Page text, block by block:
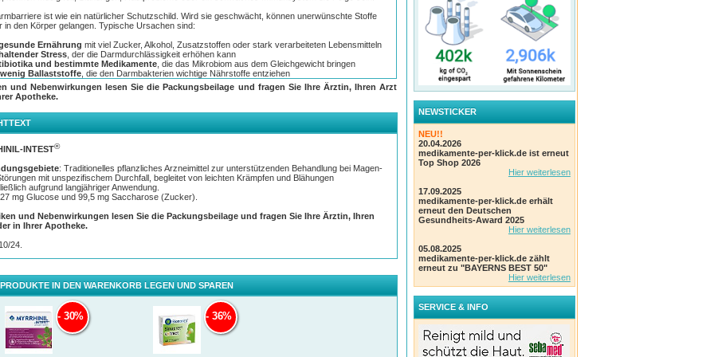
ist wie ein natürlicher Schutzschild. Wird sie geschwächt, können unerwünschte Stoffe
in den Körper gelangen. Typische Ursachen sind:
Ernährung mit viel Zucker, Alkohol, Zusatzstoffen oder stark verarbeiteten Lebensmitteln
Stress, der die Darmdurchlässigkeit erhöhen kann
und bestimmte Medikamente, die das Mikrobiom aus dem Gleichgewicht bringen
Ballaststoffe, die den Darmbakterien wichtige Nährstoffe entziehen
oder chronische Entzündungen im Darm
Darmbarriere schützt vor Beschwerden und unterstützt die Abwehrkräfte.
hier setzt
Beschwerden auftretenden Entzündungen entgegen und stabilisiert die Darmbarriere an
So kann die Regeneration der Darmschleimhaut wieder von unten nach oben
unterstützt werden.
durch langjährige Erfahrung bei folgenden Magen-Darm-Störungen mit unspezifischen
Darm-Störungen mit wiederkehrenden Durchfällen, Bauchkrämpfen und Blähungen
entzündliche Darmerkrankungen wie Colitis ulcerosa
im Darm
Myrrhe
Kamille
Kaffeekohle
und Jugendliche ab 12 Jahren nehmen 3 mal täglich 4 überzogene Tabletten unzerkaut mit
Flüssigkeit vor den Mahlzeiten ein.
und Nebenwirkungen lesen Sie die Packungsbeilage und fragen Sie Ihre Ärztin, Ihren Arzt
Apotheke.
INTEST®
: Traditionelles pflanzliches Arzneimittel zur unterstützenden Behandlung bei Magen-
mit unspezifischem Durchfall, begleitet von leichten Krämpfen und Blähungen
aufgrund langjähriger Anwendung.
27 mg Glucose und 99,5 mg Saccharose (Zucker).
und Nebenwirkungen lesen Sie die Packungsbeilage und fragen Sie Ihre Ärztin, Ihren
in Ihrer Apotheke.
24.
IN DEN WARENKORB LEGEN UND SPAREN
30% 36%
NEWSTICKER
NEU!!
20.04.2026
medikamente-per-klick.de ist erneut
Top Shop 2026
Hier weiterlesen
17.09.2025
medikamente-per-klick.de erhält
erneut den Deutschen
Gesundheits-Award 2025
Hier weiterlesen
05.08.2025
medikamente-per-klick.de zählt
erneut zu "BAYERNS BEST 50"
Hier weiterlesen
SERVICE & INFO